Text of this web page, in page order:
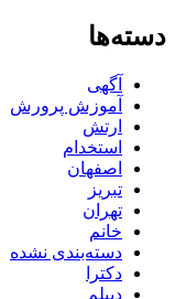
دسته‌ها
آگهی
آموزش پرورش
ارتش
استخدام
اصفهان
تبریز
تهران
خانم
دسته‌بندی نشده
دکترا
دیپلم